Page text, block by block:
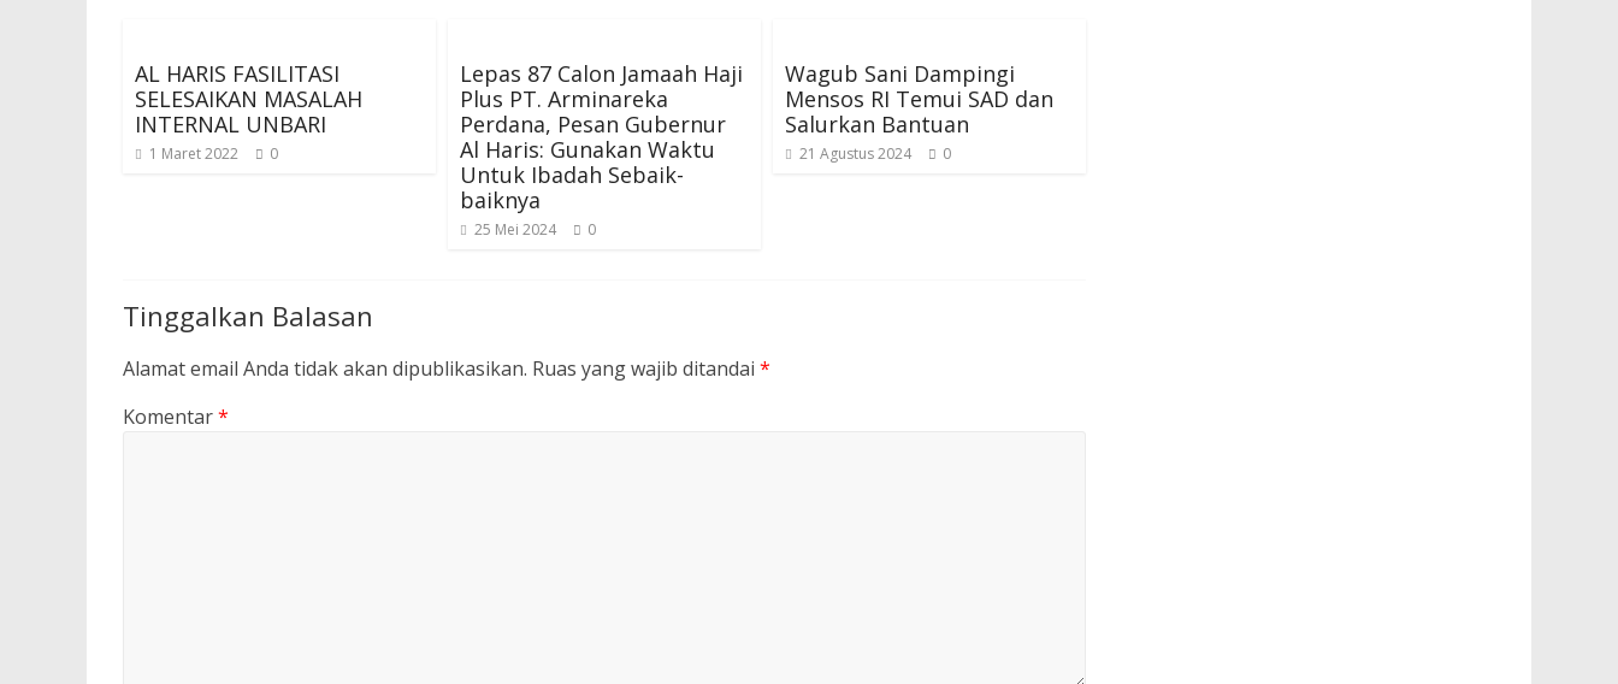
AL HARIS FASILITASI
SELESAIKAN MASALAH
INTERNAL UNBARI
1 Maret 2022 0
Lepas 87 Calon Jamaah Haji
Plus PT. Arminareka
Perdana, Pesan Gubernur
Al Haris: Gunakan Waktu
Untuk Ibadah Sebaik-
baiknya
25 Mei 2024 0
Wagub Sani Dampingi
Mensos RI Temui SAD dan
Salurkan Bantuan
21 Agustus 2024 0
Tinggalkan Balasan
Alamat email Anda tidak akan dipublikasikan. Ruas yang wajib ditandai *
Komentar*